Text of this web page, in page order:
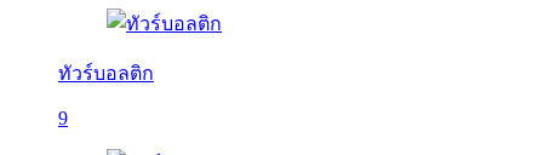
ทัวร์บอลติก
9